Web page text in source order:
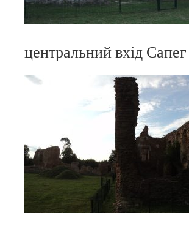
центральний вхід Сапег